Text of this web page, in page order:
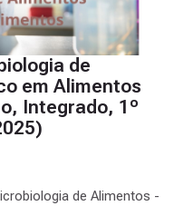
de
em Alimentos
Integrado, 1º
de Alimentos -